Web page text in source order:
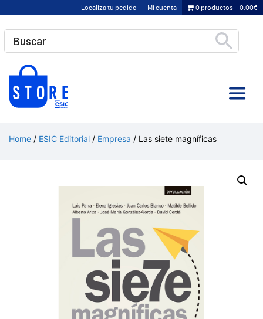
contenido
Localiza tu pedido Mi cuenta 0 productos 0.00€
Home / ESIC Editorial / Empresa / Las siete magníficas